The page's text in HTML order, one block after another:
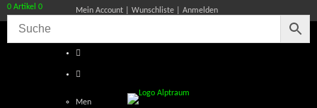
Mein Account Wunschliste Anmelden
Men
0 Artikel 0